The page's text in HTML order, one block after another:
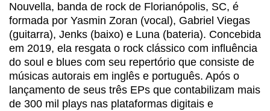
Nouvella, banda de rock de Florianópolis, SC, é
formada por Yasmin Zoran (vocal), Gabriel Viegas
(guitarra), Jenks (baixo) e Luna (bateria). Concebida
em 2019, ela resgata o rock clássico com influência
do soul e blues com seu repertório que consiste de
músicas autorais em inglês e português. Após o
lançamento de seus três EPs que contabilizam mais
de 300 mil plays nas plataformas digitais e